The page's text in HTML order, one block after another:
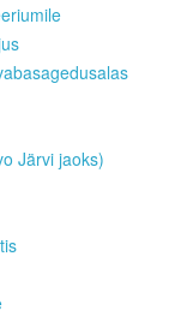
Järvi jaoks)